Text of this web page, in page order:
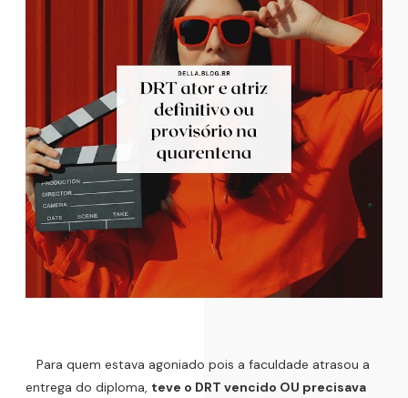
Para quem estava agoniado pois a faculdade atrasou a
entrega do diploma, teve o DRT vencido OU precisava